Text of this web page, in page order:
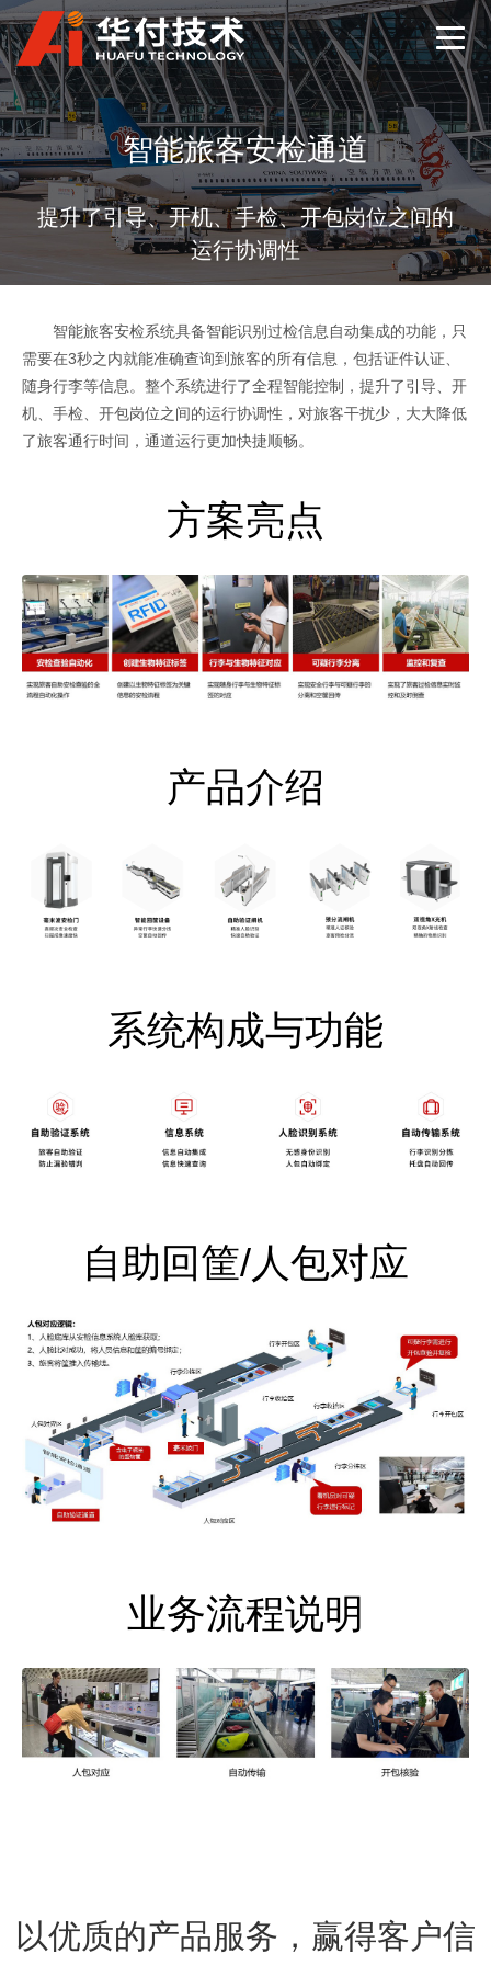
智能旅客安检通道
提升了引导、开机、手检、开包岗位之间的
运行协调性
智能旅客安检系统具备智能识别过检信息自动集成的功能，只
需要在3秒之内就能准确查询到旅客的所有信息，包括证件认证、
随身行李等信息。整个系统进行了全程智能控制，提升了引导、开
机、手检、开包岗位之间的运行协调性，对旅客干扰少，大大降低
了旅客通行时间，通道运行更加快捷顺畅。
方案亮点
产品介绍
系统构成与功能
自助回筐/人包对应
业务流程说明
以优质的产品服务，赢得客户信